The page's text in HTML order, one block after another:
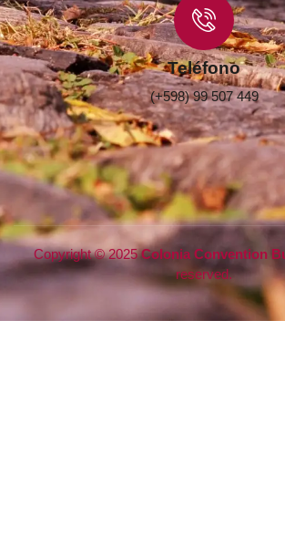
Teléfono
(+598) 99 507 449
Copyright © 2025ColoniaConvention
reserved.